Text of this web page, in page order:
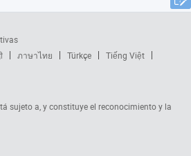
ภาษาไทย Türkçe
Tiếng Việt
sujeto a, y constituye el reconocimiento y la